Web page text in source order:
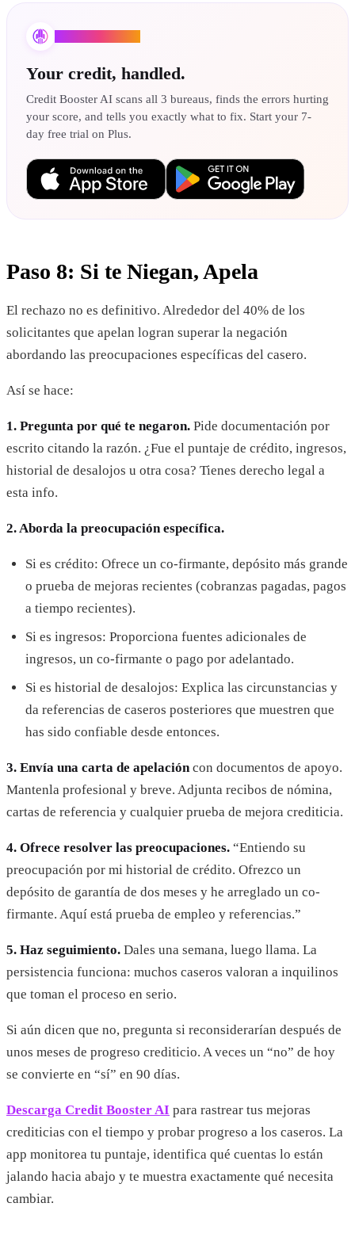
Your credit, handled.
Credit Booster AI scans all 3 bureaus, finds the errors hurting
your score, and tells you exactly what to fix. Start your 7-
day free trial on Plus.
Paso 8: Si te Niegan, Apela
El rechazo no es definitivo. Alrededor del 40% de los
solicitantes que apelan logran superar la negación
abordando las preocupaciones específicas del casero.
Así se hace:
1. Pregunta por qué te negaron. Pide documentación por
escrito citando la razón. ¿Fue el puntaje de crédito, ingresos,
historial de desalojos u otra cosa? Tienes derecho legal a
esta info.
2. Aborda la preocupación específica.
Si es crédito: Ofrece un co-firmante, depósito más grande
o prueba de mejoras recientes (cobranzas pagadas, pagos
a tiempo recientes).
Si es ingresos: Proporciona fuentes adicionales de
ingresos, un co-firmante o pago por adelantado.
Si es historial de desalojos: Explica las circunstancias y
da referencias de caseros posteriores que muestren que
has sido confiable desde entonces.
3. Envía una carta de apelacióncon documentos de apoyo.
Mantenla profesional y breve. Adjunta recibos de nómina,
cartas de referencia y cualquier prueba de mejora crediticia.
4. Ofrece resolver las preocupaciones. “Entiendo su
preocupación por mi historial de crédito. Ofrezco un
depósito de garantía de dos meses y he arreglado un co-
firmante. Aquí está prueba de empleo y referencias.”
5. Haz seguimiento. Dales una semana, luego llama. La
persistencia funciona: muchos caseros valoran a inquilinos
que toman el proceso en serio.
Si aún dicen que no, pregunta si reconsiderarían después de
unos meses de progreso crediticio. A veces un “no” de hoy
se convierte en “sí” en 90 días.
Descarga Credit Booster AI para rastrear tus mejoras
crediticias con el tiempo y probar progreso a los caseros. La
app monitorea tu puntaje, identifica qué cuentas lo están
jalando hacia abajo y te muestra exactamente qué necesita
cambiar.